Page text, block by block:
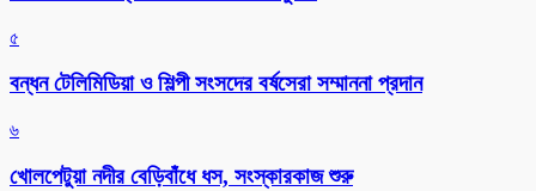
৫
বন্ধন টেলিমিডিয়া ও শিল্পী সংসদের বর্ষসেরা সম্মাননা প্রদান
৬
খোলপেটুয়া নদীর বেড়িবাঁধে ধস, সংস্কারকাজ শুরু